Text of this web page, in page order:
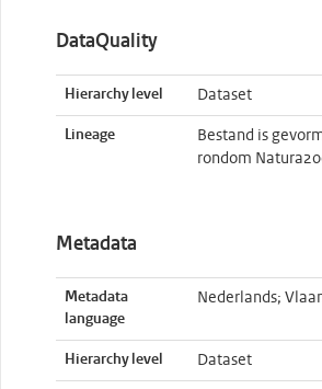
DataQuality
Hierarchy level Dataset
Lineage
Bestand is
rondom
Metadata
Metadata
language
Nederlands;
Hierarchy level Dataset